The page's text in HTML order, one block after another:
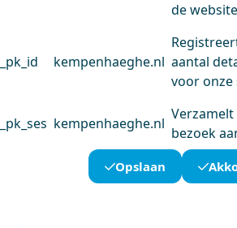
de
_pk_id kempenhaeghe.nl aantal
voor onze
_pk_ses kempenhaeghe.nl
bezoek
Opslaan